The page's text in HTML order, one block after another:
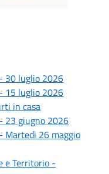
30 luglio 2026
15 luglio 2026
in casa
23 giugno 2026
Martedì 26 maggio
e Territorio -